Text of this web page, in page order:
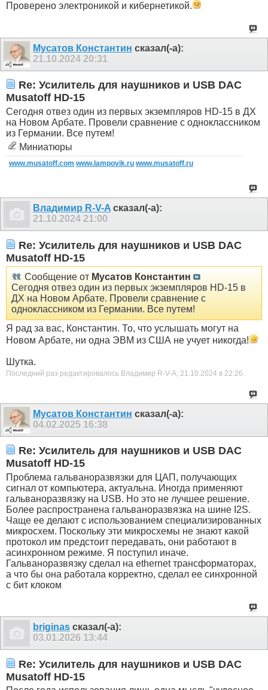
Проверено электроникой и кибернетикой.
Мусатов Константин сказал(-а):
21.10.2024 20:31
Re: Усилитель для наушников и USB DAC
Musatoff HD-15
Сегодня отвез один из первых экземпляров HD-15 в ДХ
на Новом Арбате. Провели сравнение с одноклассником
из Германии. Все путем!
Миниатюры
www.musatoff.com www.lampovik.ru www.musatoff.ru
Владимир R-V-A сказал(-а):
21.10.2024 21:00
Re: Усилитель для наушников и USB DAC
Musatoff HD-15
Сообщение от Мусатов Константин
Сегодня отвез один из первых экземпляров HD-15 в
ДХ на Новом Арбате. Провели сравнение с
одноклассником из Германии. Все путем!
Я рад за вас, Константин. То, что услышать могут на
Новом Арбате, ни одна ЭВМ из США не учует никогда!
Шутка.
Последний раз редактировалось Владимир R-V-A; 21.10.2024 в 22:26.
Мусатов Константин сказал(-а):
04.02.2025 16:38
Re: Усилитель для наушников и USB DAC
Musatoff HD-15
Проблема гальваноразвязки для ЦАП, получающих
сигнал от компьютера, актуальна. Иногда применяют
гальваноразвязку на USB. Но это не лучшее решение.
Более распространена гальваноразвязка на шине I2S.
Чаще ее делают с использованием специализированных
микросхем. Поскольку эти микросхемы не знают какой
протокол им предстоит передавать, они работают в
асинхронном режиме. Я поступил иначе.
Гальваноразвязку сделал на ethernet трансформаторах,
а что бы она работала корректно, сделал ее синхронной
с бит клоком
briginas сказал(-а):
03.01.2026 13:44
Re: Усилитель для наушников и USB DAC
Musatoff HD-15